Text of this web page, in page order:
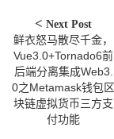
Next Post
鲜衣怒马散尽千金，
Vue3.0+Tornado6前
后端分离集成Web3.
0之Metamask钱包区
块链虚拟货币三方支
付功能